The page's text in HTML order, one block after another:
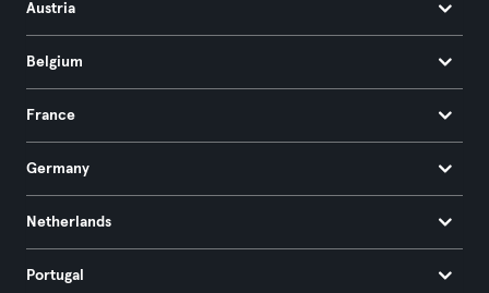
Austria
Belgium
France
Germany
Netherlands
Portugal